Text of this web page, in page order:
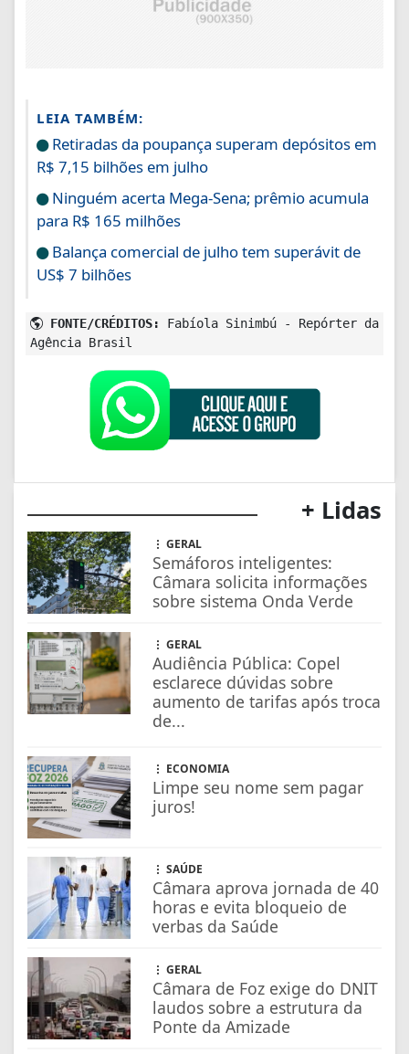
LEIA TAMBÉM:
Retiradas da poupança superam depósitos em
R$ 7,15 bilhões em julho
Ninguém acerta Mega-Sena; prêmio acumula
para R$ 165 milhões
Balança comercial de julho tem superávit de
US$ 7 bilhões
FONTE/CRÉDITOS:
Fabíola Sinimbú - Repórter da
Agência Brasil
+ Lidas
GERAL
Semáforos inteligentes:
Câmara solicita informações
sobre sistema Onda Verde
GERAL
Audiência Pública: Copel
esclarece dúvidas sobre
aumento de tarifas após troca
de...
ECONOMIA
Limpe seu nome sem pagar
juros!
SAÚDE
Câmara aprova jornada de 40
horas e evita bloqueio de
verbas da Saúde
GERAL
Câmara de Foz exige do DNIT
laudos sobre a estrutura da
Ponte da Amizade